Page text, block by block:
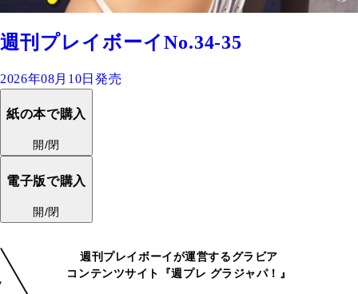
週刊プレイボーイNo.34-35
2026年08月10日発売
紙の本で購入
開/閉
電子版で購入
開/閉
週刊プレイボーイが運営するグラビア
コンテンツサイト『週プレ グラジャパ！』